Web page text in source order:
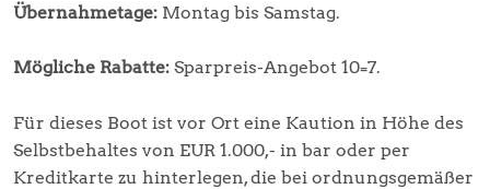
Übernahmetage: Montag bis Samstag.
Mögliche Rabatte: Sparpreis-Angebot 10=7.
Für dieses Boot ist vor Ort eine Kaution in Höhe des
Selbstbehaltes von EUR 1.000,- in bar oder per
Kreditkarte zu hinterlegen, die bei ordnungsgemäßer